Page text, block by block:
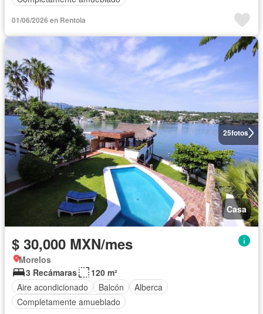
01/06/2026 en Rentola
25fotos
Casa
$ 30,000 MXN/mes
Morelos
3 Recámaras
120 m²
Aire acondicionado
Balcón
Alberca
Completamente amueblado